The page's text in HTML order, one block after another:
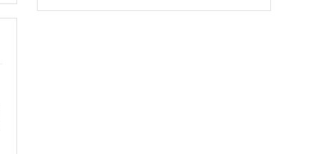
响；<&list>3.稳定器的转向胶套和球头